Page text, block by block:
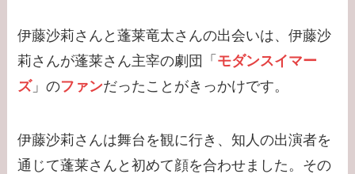
は何？
【学歴】中居正広の出
武田舞香と結婚？
伊藤沙莉さんと蓬莱竜太さんの出会いは、伊藤沙
莉さんが蓬莱さん主宰の劇団「 モダンスイマー
ズ」のファンだったことがきっかけです。
伊藤沙莉さんは舞台を観に行き、知人の出演者を
通じて蓬莱さんと初めて顔を合わせました。その